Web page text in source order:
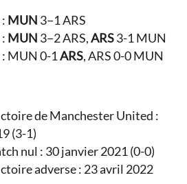
MUN 3−1 ARS
MUN 3−2 ARS,ARS3-1 MUN
MUN 0-1ARS, ARS 0-0 MUN
de Manchester United :
(3-1)
nul : 30 janvier 2021 (0-0)
adverse : 23 avril 2022